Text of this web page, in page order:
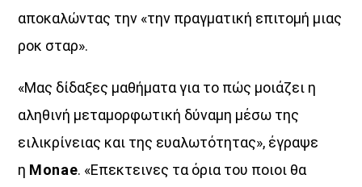
αποκαλώντας την «την πραγματική επιτομή μιας
ροκ σταρ».
«Μας δίδαξες μαθήματα για το πώς μοιάζει η
αληθινή μεταμορφωτική δύναμη μέσω της
ειλικρίνειας και της ευαλωτότητας», έγραψε
η Monae. «Επεκτεινες τα όρια του ποιοι θα